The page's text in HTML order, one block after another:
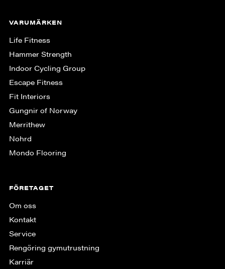
VARUMÄRKEN
Life Fitness
Hammer Strength
Indoor Cycling Group
Escape Fitness
Fit Interiors
Gungnir of Norway
Merrithew
Nohrd
Mondo Flooring
FÖRETAGET
Om oss
Kontakt
Service
Rengöring gymutrustning
Karriär